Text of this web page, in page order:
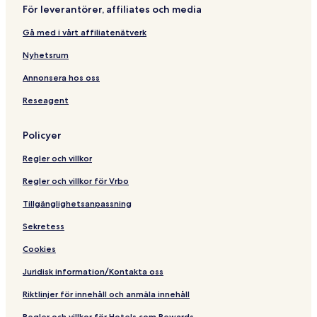
b
i
,
u
m
b
a
i
s
b
y
M
r
o
t
t
A
r
p
o
r
-
A
r
r
i
a
s
För leverantörer, affiliates och media
Gå med i vårt affiliatenätverk
Nyhetsrum
Annonsera hos oss
Reseagent
Policyer
Regler och villkor
Regler och villkor för Vrbo
Tillgänglighetsanpassning
Sekretess
Cookies
Juridisk information/Kontakta oss
Riktlinjer för innehåll och anmäla innehåll